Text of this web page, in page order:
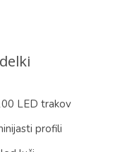
LED trakov
profili